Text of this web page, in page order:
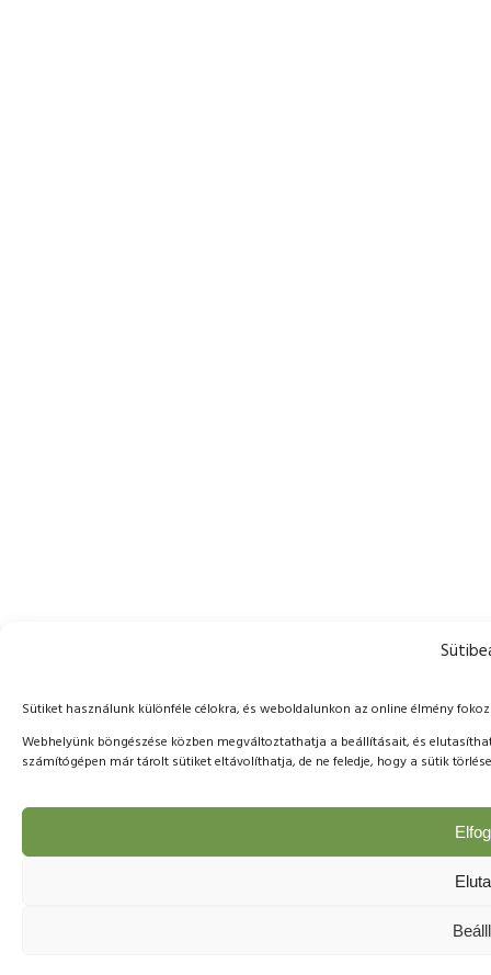
Sütiket használunk különféle célokra, és weboldalunkon az online élmény
Webhelyünk böngészése közben megváltoztathatja a beállításait, és
számítógépen már tárolt sütiket eltávolíthatja, de ne feledje, hogy a sütik